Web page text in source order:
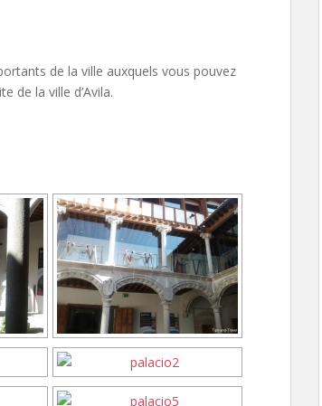
de la ville auxquels vous pouvez
de la ville d’Avila.